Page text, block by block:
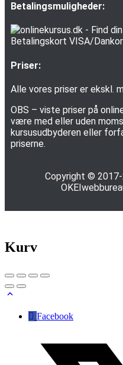
Betalingsmuligheder:
Priser:
Alle vores priser er ekskl.
OBS – viste priser på
være med eller uden
kursusudbyderen eller
priserne.
Copyright ©
Kurv
Facebook